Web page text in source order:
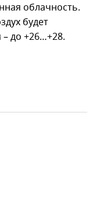
облачность.
будет
до +26…+28.